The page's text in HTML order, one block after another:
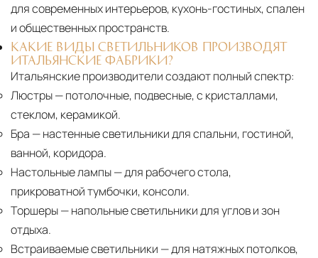
для современных интерьеров, кухонь-гостиных, спален
и общественных пространств.
КАКИЕ ВИДЫ СВЕТИЛЬНИКОВ ПРОИЗВОДЯТ
ИТАЛЬЯНСКИЕ ФАБРИКИ?
Итальянские производители создают полный спектр:
Люстры— потолочные, подвесные, с кристаллами,
стеклом, керамикой.
Бра — настенные светильники для спальни, гостиной,
ванной, коридора.
Настольные лампы— для рабочего стола,
прикроватной тумбочки, консоли.
Торшеры— напольные светильники для углов и зон
отдыха.
Встраиваемые светильники — для натяжных потолков,